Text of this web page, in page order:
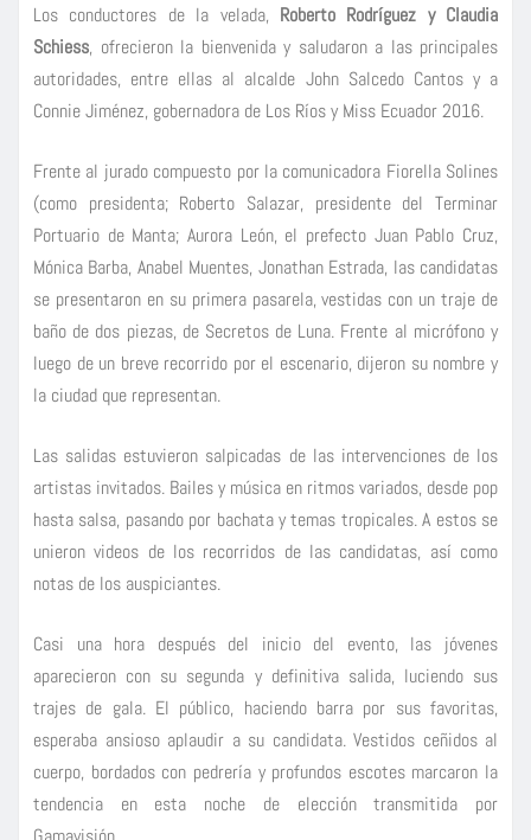
Los conductores de la velada, Roberto Rodríguez y Claudia
Schiess, ofrecieron la bienvenida y saludaron a las principales
autoridades, entre ellas al alcalde John Salcedo Cantos y a
Connie Jiménez, gobernadora de Los Ríos y Miss Ecuador 2016.
Frente al jurado compuesto por la comunicadora Fiorella Solines
(como presidenta; Roberto Salazar, presidente del Terminar
Portuario de Manta; Aurora León, el prefecto Juan Pablo Cruz,
Mónica Barba, Anabel Muentes, Jonathan Estrada, las candidatas
se presentaron en su primera pasarela, vestidas con un traje de
baño de dos piezas, de Secretos de Luna. Frente al micrófono y
luego de un breve recorrido por el escenario, dijeron su nombre y
la ciudad que representan.
Las salidas estuvieron salpicadas de las intervenciones de los
artistas invitados. Bailes y música en ritmos variados, desde pop
hasta salsa, pasando por bachata y temas tropicales. A estos se
unieron videos de los recorridos de las candidatas, así como
notas de los auspiciantes.
Casi una hora después del inicio del evento, las jóvenes
aparecieron con su segunda y definitiva salida, luciendo sus
trajes de gala. El público, haciendo barra por sus favoritas,
esperaba ansioso aplaudir a su candidata. Vestidos ceñidos al
cuerpo, bordados con pedrería y profundos escotes marcaron la
tendencia en esta noche de elección transmitida por